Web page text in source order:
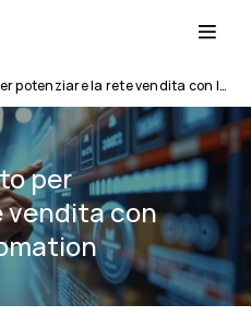
5 aree di intervento per potenziare la rete vendita con la sales force automation
per
vendita con